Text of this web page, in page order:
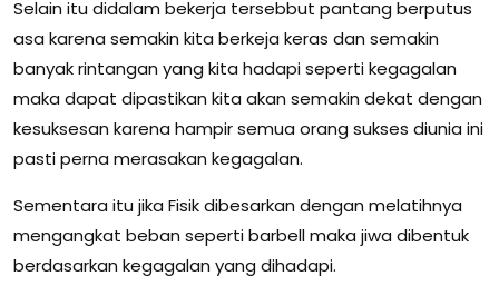
Selain itu didalam bekerja tersebbut pantang berputus
asa karena semakin kita berkeja keras dan semakin
banyak rintangan yang kita hadapi seperti kegagalan
maka dapat dipastikan kita akan semakin dekat dengan
kesuksesan karena hampir semua orang sukses diunia ini
pasti perna merasakan kegagalan.
Sementara itu jika Fisik dibesarkan dengan melatihnya
mengangkat beban seperti barbell maka jiwa dibentuk
berdasarkan kegagalan yang dihadapi.